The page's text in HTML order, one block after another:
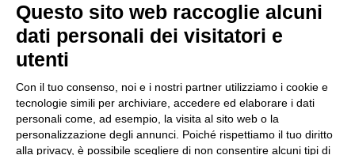
Informativa Privacy
Ufficio Relazioni con il Pubblico
Dichiarazione di accessibilità
Obiettivi di accessibilità
Gestione consensi cookie
Amministrazione trasparente
Pagina visualizzata
163252 volte
Questo sito web raccoglie alcuni
dati personali dei visitatori e
utenti
Con il tuo consenso, noi e i nostri partner utilizziamo i cookie e
tecnologie simili per archiviare, accedere ed elaborare i dati
personali come, ad esempio, la visita al sito web o la
personalizzazione degli annunci. Poiché rispettiamo il tuo diritto
alla privacy, è possibile scegliere di non consentire alcuni tipi di